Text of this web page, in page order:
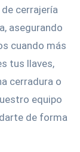
cerrajería
asegurando
cuando más
tus llaves,
cerradura o
equipo
de forma